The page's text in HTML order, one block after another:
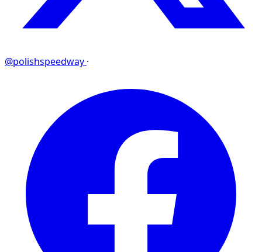
@polishspeedway ·